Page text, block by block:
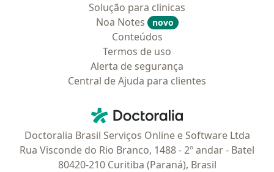
Solução para clinicas
Noa Notes
novo
Conteúdos
Termos de uso
Alerta de segurança
Central de Ajuda para clientes
Doctoralia - Homepage
Doctoralia Brasil Serviços Online e Software Ltda
Rua Visconde do Rio Branco, 1488 - 2º andar - Batel
80420-210 Curitiba (Paraná), Brasil